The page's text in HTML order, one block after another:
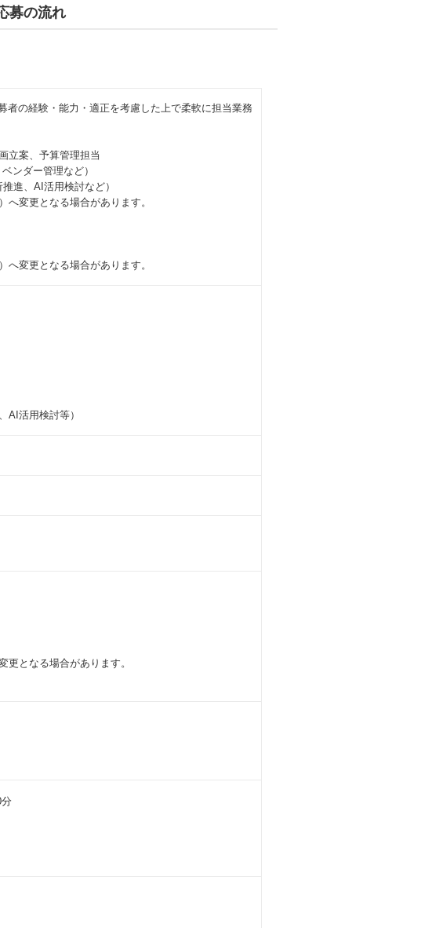
募の流れ
の経験・能力・適正を考慮した上で柔軟に担当業務
立案、予算管理担当
ンダー管理など）
進、AI活用検討など）
変更となる場合があります。
変更となる場合があります。
AI活用検討等）
となる場合があります。